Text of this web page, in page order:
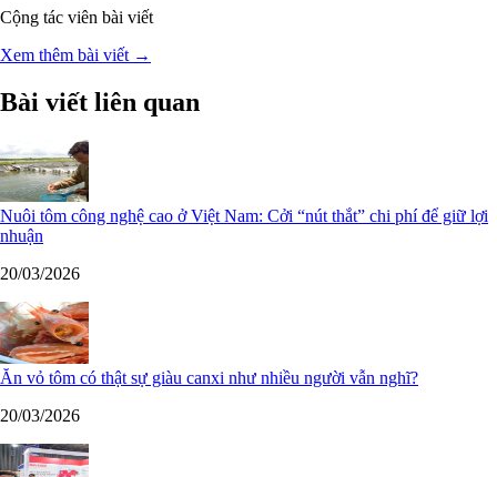
Cộng tác viên bài viết
Xem thêm bài viết →
Bài viết liên quan
Nuôi tôm công nghệ cao ở Việt Nam: Cởi “nút thắt” chi phí để giữ lợi
nhuận
20/03/2026
Ăn vỏ tôm có thật sự giàu canxi như nhiều người vẫn nghĩ?
20/03/2026